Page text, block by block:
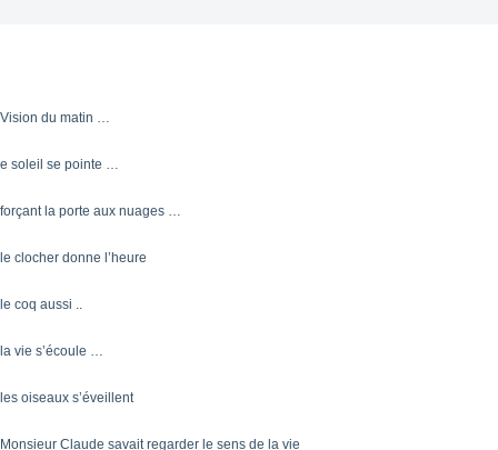
Vision du matin …
e soleil se pointe …
forçant la porte aux nuages …
le clocher donne l’heure
le coq aussi ..
la vie s’écoule …
les oiseaux s’éveillent
Monsieur Claude savait regarder le sens de la vie